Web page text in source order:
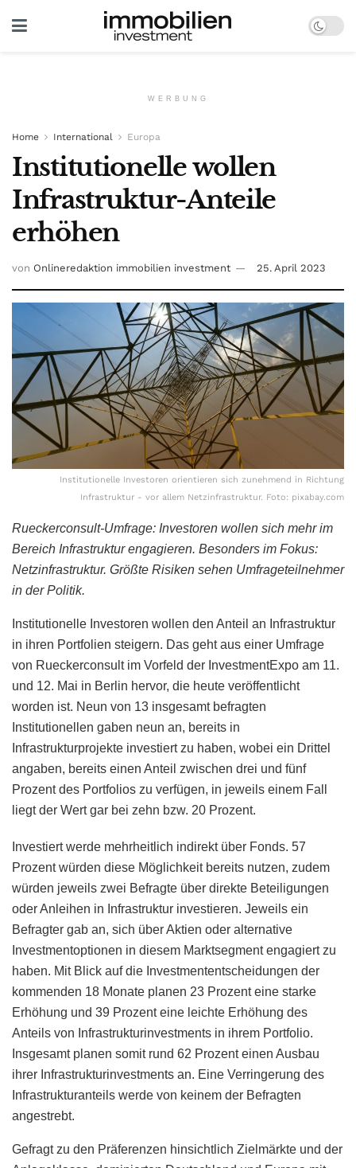
WERBUNG
Home International Europa
Institutionelle wollen
Infrastruktur-Anteile
erhöhen
von Onlineredaktion immobilien investment 25. April 2023
Institutionelle Investoren orientieren sich zunehmend in Richtung
Infrastruktur - vor allem Netzinfrastruktur. Foto: pixabay.com
Rueckerconsult-Umfrage: Investoren wollen sich mehr im
Bereich Infrastruktur engagieren. Besonders im Fokus:
Netzinfrastruktur. Größte Risiken sehen Umfrageteilnehmer
in der Politik.
Institutionelle Investoren wollen den Anteil an Infrastruktur
in ihren Portfolien steigern. Das geht aus einer Umfrage
von Rueckerconsult im Vorfeld der InvestmentExpo am 11.
und 12. Mai in Berlin hervor, die heute veröffentlicht
worden ist. Neun von 13 insgesamt befragten
Institutionellen gaben neun an, bereits in
Infrastrukturprojekte investiert zu haben, wobei ein Drittel
angaben, bereits einen Anteil zwischen drei und fünf
Prozent des Portfolios zu verfügen, in jeweils einem Fall
liegt der Wert gar bei zehn bzw. 20 Prozent.
Investiert werde mehrheitlich indirekt über Fonds. 57
Prozent würden diese Möglichkeit bereits nutzen, zudem
würden jeweils zwei Befragte über direkte Beteiligungen
oder Anleihen in Infrastruktur investieren. Jeweils ein
Befragter gab an, sich über Aktien oder alternative
Investmentoptionen in diesem Marktsegment engagiert zu
haben. Mit Blick auf die Investmententscheidungen der
kommenden 18 Monate planen 23 Prozent eine starke
Erhöhung und 39 Prozent eine leichte Erhöhung des
Anteils von Infrastrukturinvestments in ihrem Portfolio.
Insgesamt planen somit rund 62 Prozent einen Ausbau
ihrer Infrastrukturinvestments an. Eine Verringerung des
Infrastrukturanteils werde von keinem der Befragten
angestrebt.
Gefragt zu den Präferenzen hinsichtlich Zielmärkte und der